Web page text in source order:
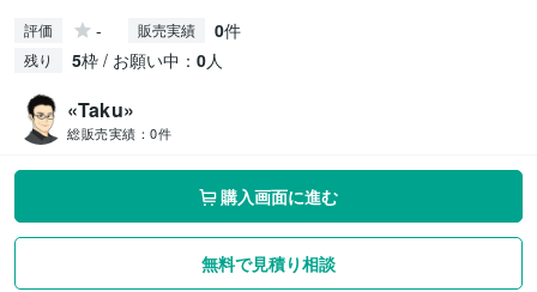
評価 - 販売実績 0件
残り 5枠 / お願い中： 0人
«Taku»
総販売実績： 0件
購入画面に進む
無料で見積り相談